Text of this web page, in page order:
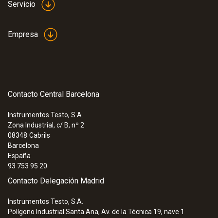
Servicio
Empresa
Contacto Central Barcelona
Instrumentos Testo, S.A.
Zona Industrial, c/ B, nº 2
08348 Cabrils
Barcelona
España
93 753 95 20
Contacto Delegación Madrid
Instrumentos Testo, S.A.
Polígono Industrial Santa Ana, Av. de la Técnica 19, nave 1